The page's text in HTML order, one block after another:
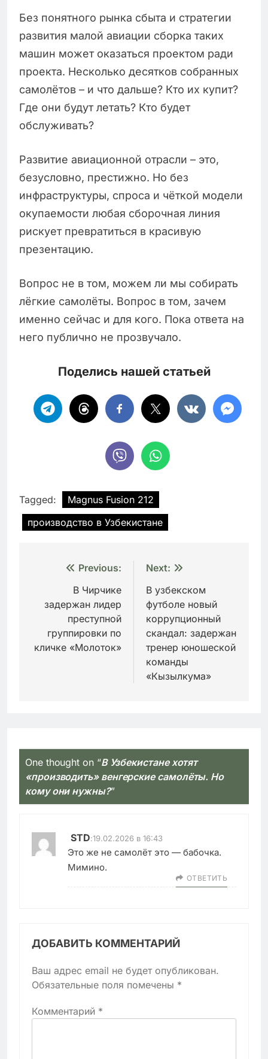
Без понятного рынка сбыта и стратегии
развития малой авиации сборка таких
машин может оказаться проектом ради
проекта. Несколько десятков собранных
самолётов – и что дальше? Кто их купит?
Где они будут летать? Кто будет
обслуживать?
Развитие авиационной отрасли – это,
безусловно, престижно. Но без
инфраструктуры, спроса и чёткой модели
окупаемости любая сборочная линия
рискует превратиться в красивую
презентацию.
Вопрос не в том, можем ли мы собирать
лёгкие самолёты. Вопрос в том, зачем
именно сейчас и для кого. Пока ответа на
него публично не прозвучало.
Поделись нашей статьей
Tagged:
Magnus Fusion 212
производство в Узбекистане
Навигация
записям
Previous:
В Чирчике
задержан лидер
преступной
группировки по
кличке «Молоток»
Next:
В узбекском
футболе новый
коррупционный
скандал: задержан
тренер юношеской
команды
«Кызылкума»
One thought on “В Узбекистане хотят
«производить» венгерские самолёты. Но
кому они нужны?”
STD:19.02.2026 в 16:43
Это же не самолёт это — бабочка.
Мимино.
ОТВЕТИТЬ
ДОБАВИТЬ КОММЕНТАРИЙ
Ваш адрес email не будет опубликован.
Обязательные поля помечены *
Комментарий *